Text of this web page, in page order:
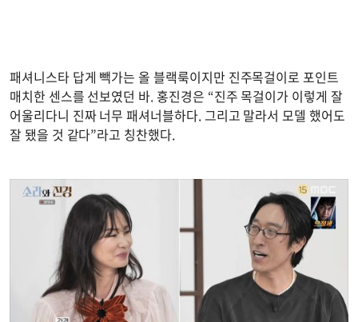
패셔니스타 답게 빽가는 올 블랙룩이지만 진주목걸이로 포인트
매치한 센스를 선보였던 바. 홍진경은 “진주 목걸이가 이렇게 잘
어울리다니 진짜 너무 패셔너블하다. 그리고 말라서 모델 했어도
잘 됐을 것 같다”라고 칭찬했다.